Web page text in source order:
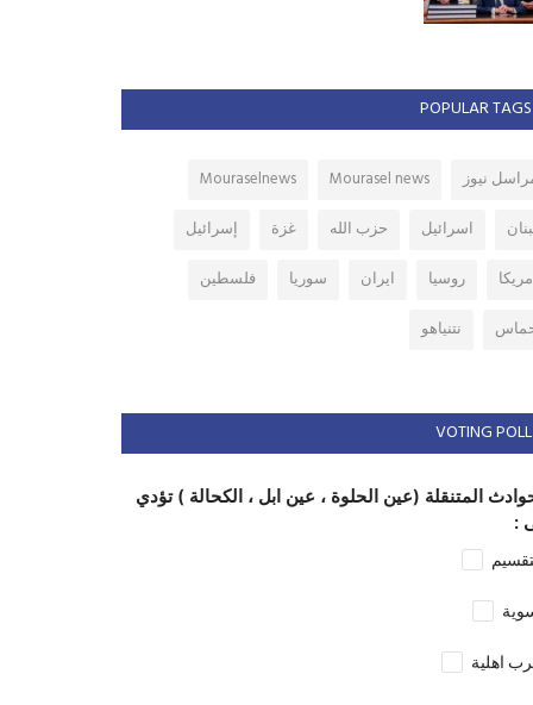
POPULAR TAGS
نيوز Mourasel news
Mouraselnews
اسرائيل حزب الله غزة
إسرائيل
روسيا ايران سوريا
فلسطين
نتنياهو
VOTING POLL
المتنقلة (عين الحلوة ، عين ابل ، الكحالة ) تؤدي
:
اهلية